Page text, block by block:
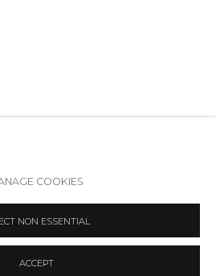
SITE BY ARTLOGIC
COOKIES
NON ESSENTIAL
ACCEPT